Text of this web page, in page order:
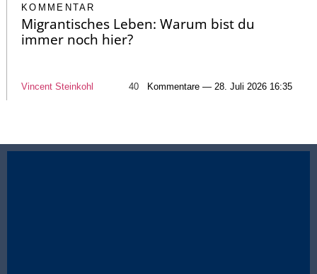
KOMMENTAR
Migrantisches Leben: Warum bist du
immer noch hier?
Vincent Steinkohl 40 Kommentare — 28. Juli 2026 16:35